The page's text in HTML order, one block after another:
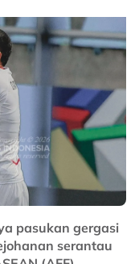
pasukan gergasi
serantau